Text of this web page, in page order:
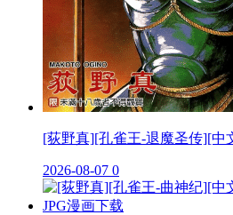
[荻野真][孔雀王-退魔圣传][中
2026-08-07 0